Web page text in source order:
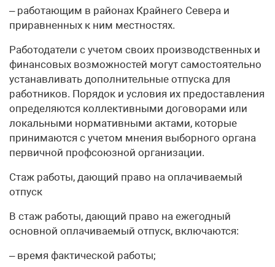
– работающим в районах Крайнего Севера и
приравненных к ним местностях.
Работодатели с учетом своих производственных и
финансовых возможностей могут самостоятельно
устанавливать дополнительные отпуска для
работников. Порядок и условия их предоставления
определяются коллективными договорами или
локальными нормативными актами, которые
принимаются с учетом мнения выборного органа
первичной профсоюзной организации.
Стаж работы, дающий право на оплачиваемый
отпуск
В стаж работы, дающий право на ежегодный
основной оплачиваемый отпуск, включаются:
– время фактической работы;